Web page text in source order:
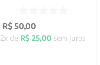
R$ 50,00
2x de R$ 25,00 sem juros